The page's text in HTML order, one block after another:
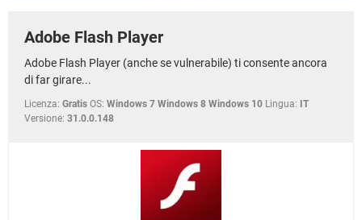
Adobe Flash Player
Adobe Flash Player (anche se vulnerabile) ti consente ancora
di far girare...
Licenza: Gratis OS: Windows 7 Windows 8 Windows 10 Lingua: IT
Versione: 31.0.0.148